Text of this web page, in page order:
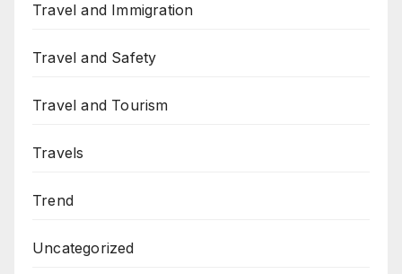
Travel and Immigration
Travel and Safety
Travel and Tourism
Travels
Trend
Uncategorized